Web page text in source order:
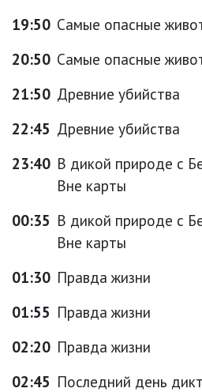
19:50 Самые опасные
20:50 Самые опасные
21:50 Древние убийства
22:45 Древние убийства
23:40 В дикой природе с
Вне карты
00:35 В дикой природе с
Вне карты
01:30 Правда жизни
01:55 Правда жизни
02:20 Правда жизни
02:45 Последний день